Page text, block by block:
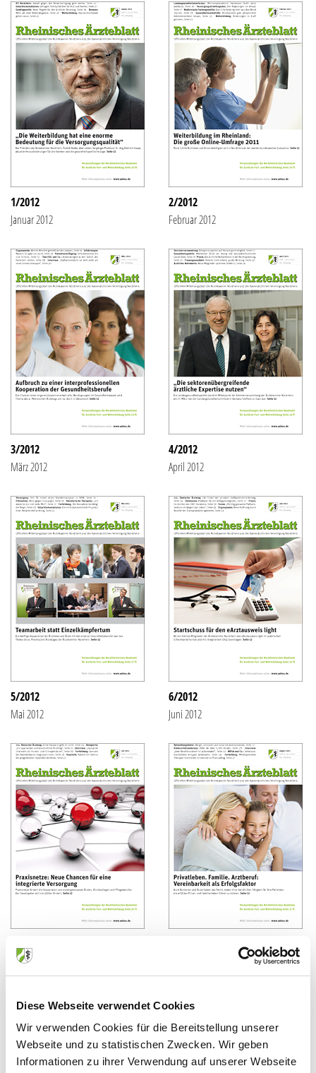
Diese Webseite verwendet Cookies
Wir verwenden Cookies für die Bereitstellung unserer
Webseite und zu statistischen Zwecken. Wir geben
Informationen zu ihrer Verwendung auf unserer Webseite
1/2012
Januar 2012
2/2012
Februar 2012
3/2012
März 2012
4/2012
April 2012
5/2012
Mai 2012
6/2012
Juni 2012
Juli 2012